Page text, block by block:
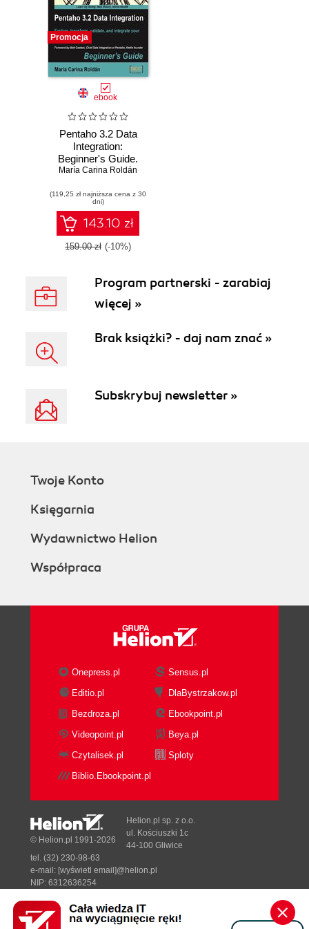
Promocja
ebook
Pentaho 3.2 Data
Integration:
Beginner's Guide.
Explore, transform,
integrate your data
with ease
María Carina Roldán
(119,25 zł najniższa cena z 30
dni)
143.10 zł
159.00 zł (-10%)
Program partnerski - zarabiaj
więcej »
Brak książki? - daj nam znać »
Subskrybuj newsletter »
Twoje Konto
Księgarnia
Wydawnictwo Helion
Współpraca
Onepress.pl
Sensus.pl
Editio.pl
DlaBystrzakow.pl
Bezdroza.pl
Ebookpoint.pl
Videopoint.pl
Beya.pl
Czytalisek.pl
Sploty
Biblio.Ebookpoint.pl
Designed with ♥ byTonik.pl
© Helion.pl 1991-2026
Helion.pl sp. z o.o.
ul. Kościuszki 1c
44-100 Gliwice
tel. (32) 230-98-63
e-mail: [wyświetl email]@helion.pl
NIP: 6312636254